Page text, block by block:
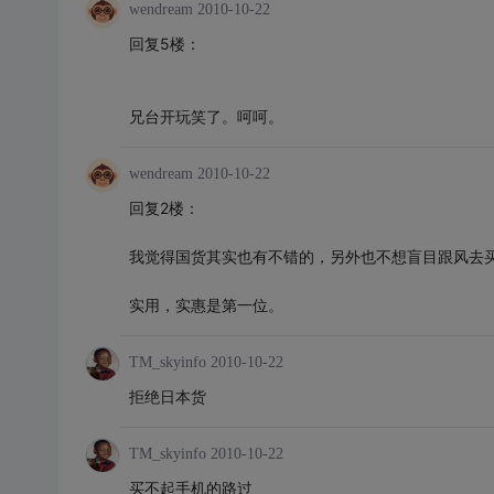
wendream 2010-10-22
回复5楼：
兄台开玩笑了。呵呵。
wendream 2010-10-22
回复2楼：
我觉得国货其实也有不错的，另外也不想盲目跟风去
实用，实惠是第一位。
TM_skyinfo 2010-10-22
拒绝日本货
TM_skyinfo 2010-10-22
买不起手机的路过